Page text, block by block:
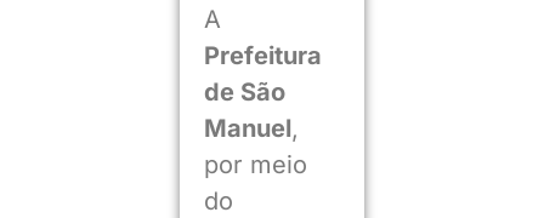
A
Prefeitura
de São
Manuel,
por meio
do